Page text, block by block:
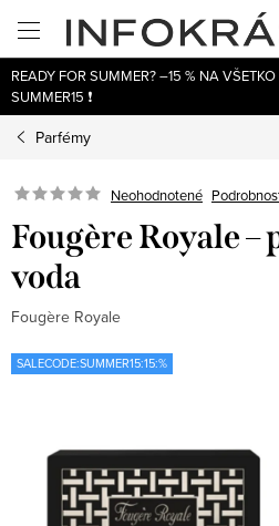
obsah
READY FOR SUMMER? –15 % NA
SUMMER15 ❗
Parfémy
Neohodnotené
Fougère Royale –
voda
Fougère Royale
SALECODE:SUMMER15:15:%